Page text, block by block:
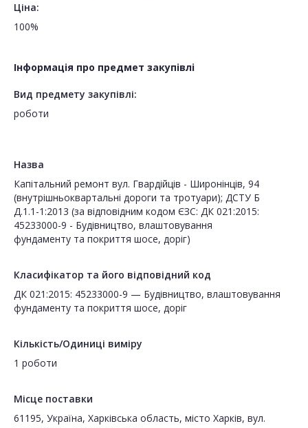
Ціна:
100%
Інформація про предмет закупівлі
Вид предмету закупівлі:
роботи
Назва
Капітальний ремонт вул. Гвардійців - Широнінців, 94
(внутрішньоквартальні дороги та тротуари); ДСТУ Б
Д.1.1-1:2013 (за відповідним кодом ЄЗС: ДК 021:2015:
45233000-9 - Будівництво, влаштовування
фундаменту та покриття шосе, доріг)
Класифікатор та його відповідний код
ДК 021:2015: 45233000-9 — Будівництво, влаштовування
фундаменту та покриття шосе, доріг
Кількість/Одиниці виміру
1 роботи
Місце поставки
61195, Україна, Харківська область, місто Харків, вул.